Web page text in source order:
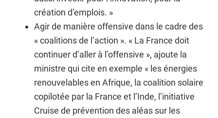
création d’emplois. »
Agir de manière offensive dans le cadre des
« coalitions de l’action ». « La France doit
continuer d’aller à l’offensive », ajoute la
ministre qui cite en exemple « les énergies
renouvelables en Afrique, la coalition solaire
copilotée par la France et l’Inde, l’initiative
Cruise de prévention des aléas sur les